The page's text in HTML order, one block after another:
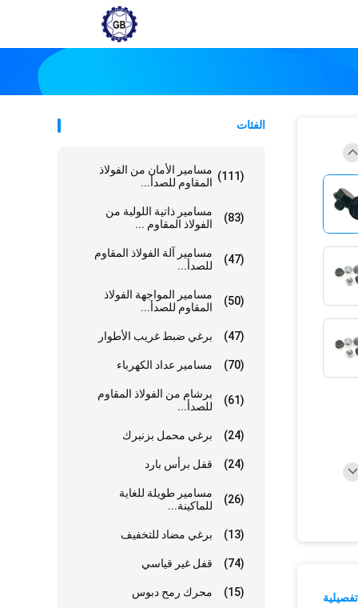
الفئات
مسامير الأمان من الفولاذ
المقاوم للصدأ...
(111)
مسامير ذاتية اللولبة من
الفولاذ المقاوم ...
(83)
مسامير آلة الفولاذ المقاوم
للصدأ...
(47)
مسامير المواجهة الفولاذ
المقاوم للصدأ...
(50)
برغي ضبط غريب الأطوار (47)
مسامير عداد الكهرباء (70)
برشام من الفولاذ المقاوم
للصدأ...
(61)
برغي محمل بزنبرك (24)
قفل برأس بارد (24)
مسامير طويلة للغاية
للماكينة...
(26)
برغي مضاد للتخفيف (13)
قفل غير قياسي (74)
محرك رمح دبوس (15)